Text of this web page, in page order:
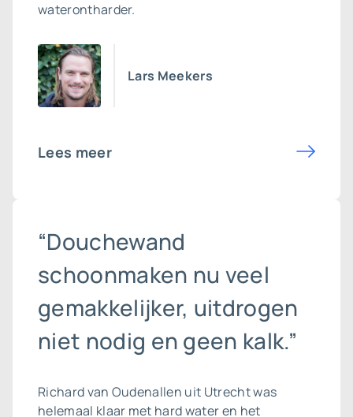
waterontharder.
Lars Meekers
Lees meer
“Douchewand
schoonmaken nu veel
gemakkelijker, uitdrogen
niet nodig en geen kalk.”
Richard van Oudenallen uit Utrecht was
helemaal klaar met hard water en het